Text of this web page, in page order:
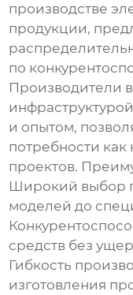
производстве
продукции,
по
Производители
и опытом,
потребности
проектов.
Широкий выбор
моделей до
средств без
Гибкость
изготовления